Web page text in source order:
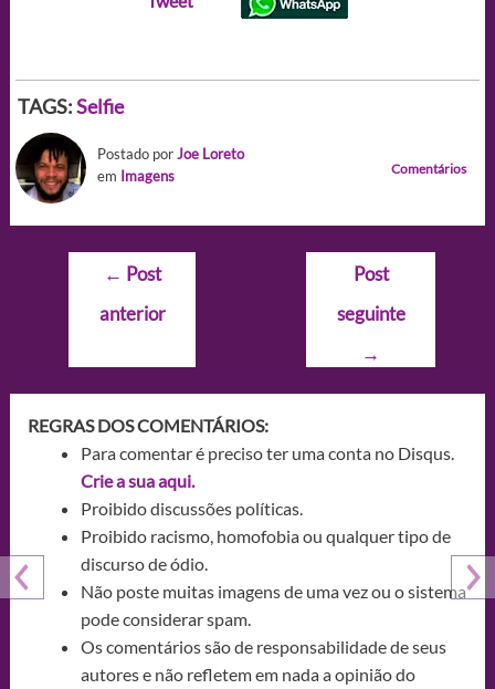
TAGS:Selfie
Postado porJoe Loreto
em Imagens Comentários
Navegação
Post
← Post
anterior
Post
seguinte
→
REGRAS DOS COMENTÁRIOS:
Para comentar é preciso ter uma conta no Disqus.
Crie a sua aqui.
Proibido discussões políticas.
Proibido racismo, homofobia ou qualquer tipo de
discurso de ódio.
Não poste muitas imagens de uma vez ou o sistema
pode considerar spam.
Os comentários são de responsabilidade de seus
autores e não refletem em nada a opinião do